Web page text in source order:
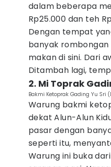
dalam beberapa
Rp25.000 dan teh
Dengan tempat
banyak
makan di sini. Dari
Ditambah lagi,
2. Mi Toprak
Bakmi Ketoprak Gading Yu Sri
Warung bakmi
dekat Alun-Alun
pasar dengan
seperti itu,
Warung ini buka